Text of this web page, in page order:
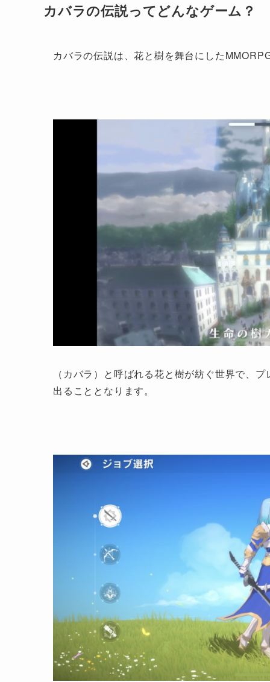
カバラの伝説ってどんなゲーム？
カバラの伝説は、花と樹を舞台にした
（カバラ）と呼ばれる花と樹が紡ぐ世界で、
出ることとなります。